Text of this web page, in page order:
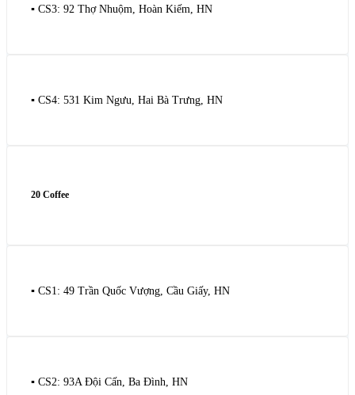
▪️ CS3: 92 Thợ Nhuộm, Hoàn Kiếm, HN
▪️ CS4: 531 Kim Ngưu, Hai Bà Trưng, HN
20 Coffee
▪️ CS1: 49 Trần Quốc Vượng, Cầu Giấy, HN
▪️ CS2: 93A Đội Cấn, Ba Đình, HN